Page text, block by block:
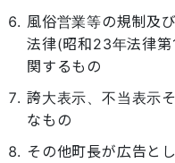
風俗営業等の規制及
法律(昭和23年法律
関するもの
誇大表示、不当表示
なもの
その他町長が広告と